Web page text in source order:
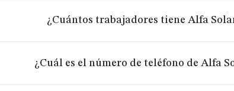
¿Cuántos trabajadores tiene Alfa
¿Cuál es el número de teléfono de Alfa